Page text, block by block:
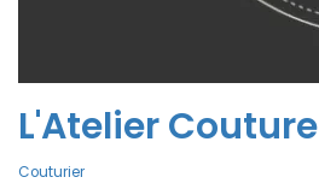
L'Atelier Couture
Couturier